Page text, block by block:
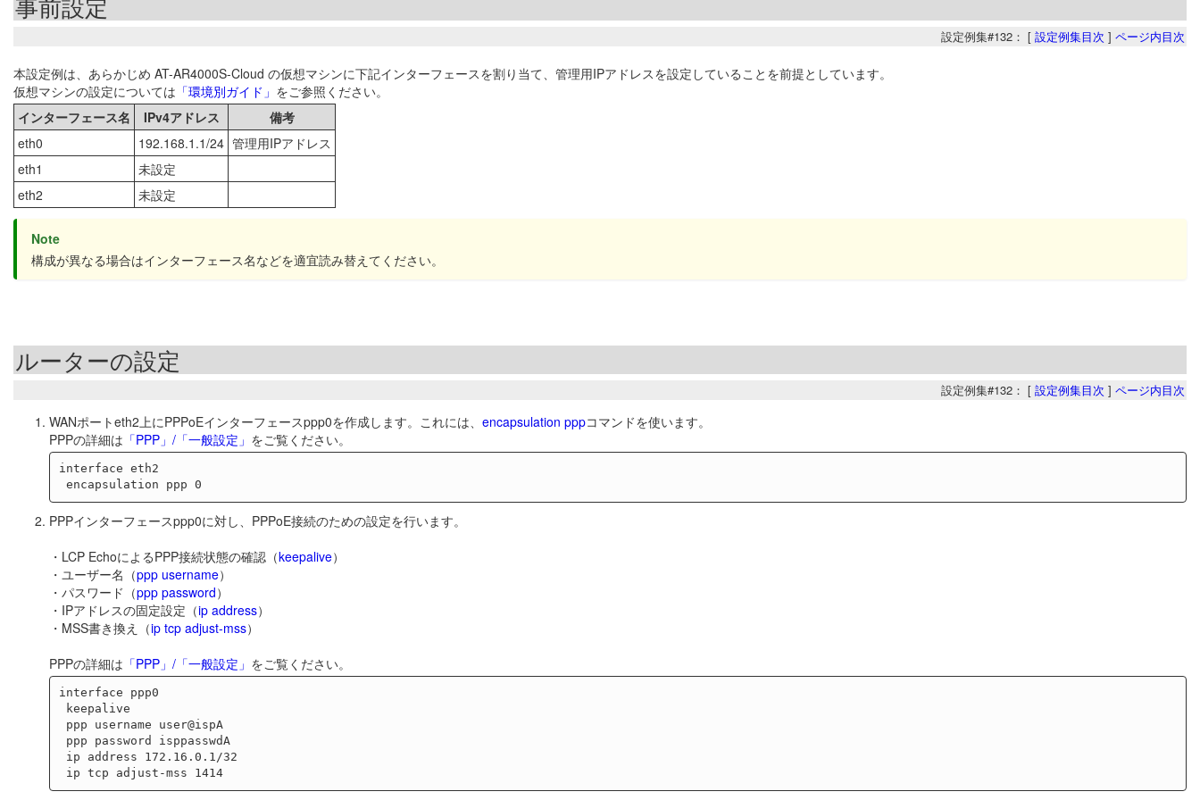
設定例集#132： [ 設定例集目次 ] ページ内目次
本設定例は、あらかじめ AT-AR4000S-Cloud の仮想マシンに下記インターフェースを割り当て、管理用IPアドレスを設定していることを前提としています。
仮想マシンの設定については 「環境別ガイド」 をご参照ください。
インターフェース名
IPv4アドレス
備考
eth0
192.168.1.1/24 管理用IPアドレス
eth1
未設定
eth2
未設定
Note
構成が異なる場合はインターフェース名などを適宜読み替えてください。
ルーターの設定
設定例集#132： [ 設定例集目次 ] ページ内目次
WANポートeth2上にPPPoEインターフェースppp0を作成します。これには、 encapsulation pppコマンドを使います。
PPPの詳細は 「PPP」/「一般設定」 をご覧ください。
interface eth2
PPPインターフェースppp0に対し、PPPoE接続のための設定を行います。
・LCP EchoによるPPP接続状態の確認（keepalive）
・ユーザー名（ppp username）
・パスワード（ppp password）
・IPアドレスの固定設定（ip address）
・MSS書き換え（ip tcp adjust-mss）
PPPの詳細は 「PPP」/「一般設定」 をご覧ください。
interface ppp0
ip tcp adjust-mss 1414